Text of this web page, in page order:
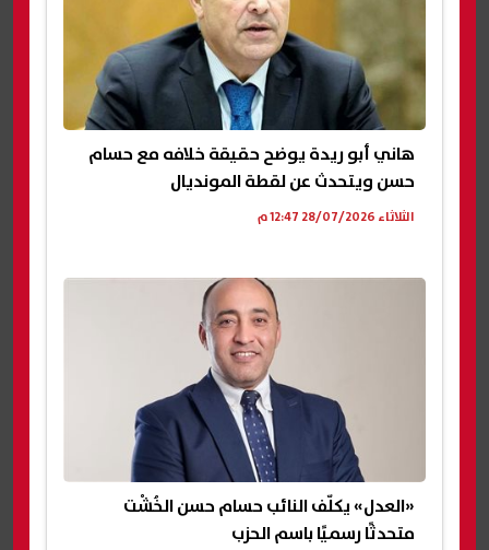
هاني أبو ريدة يوضح حقيقة خلافه مع حسام
حسن ويتحدث عن لقطة المونديال
الثلاثاء 28/07/2026 12:47 م
«العدل» يكلّف النائب حسام حسن الخُشْت
متحدثًا رسميًا باسم الحزب